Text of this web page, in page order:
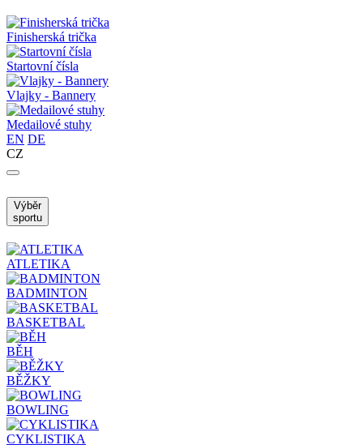
Finisherská trička
Startovní čísla
Vlajky - Bannery
Medailové stuhy
EN DE
CZ
Výběr
sportu
ATLETIKA
BADMINTON
BASKETBAL
BĚH
BĚŽKY
BOWLING
CYKLISTIKA